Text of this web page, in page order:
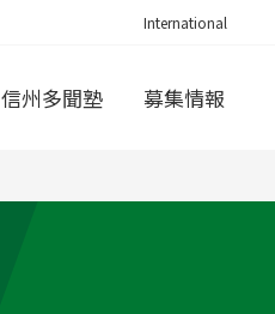
International
信州多聞塾 募集情報